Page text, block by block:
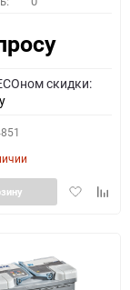
скидки:
Добавить